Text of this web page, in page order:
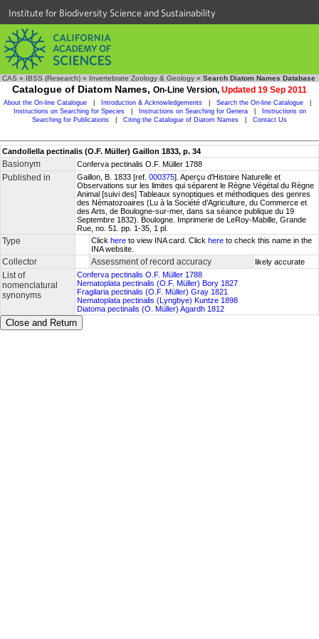
Institute for Biodiversity Science and Sustainability
CAS » IBSS (Research) » Invertebrate Zoology & Geology » Search Diatom Names Database
Catalogue of Diatom Names, On-Line Version, Updated 19 Sep 2011
About the On-line Catalogue Introduction & Acknowledgements Search the On-line Catalogue
Instructions on Searching for Species
Instructions on Searching for Genera
Instructions on
Searching for Publications
Citing the Catalogue of Diatom Names Contact Us
Candollella pectinalis (O.F. Müller) Gaillon 1833, p. 34
Basionym Conferva pectinalis O.F. Müller 1788
Published in Gaillon, B. 1833 [ref. 000375]. Aperçu d'Histoire Naturelle et
Observations sur les limites qui séparent le Règne Végétal du Règne
Animal [suivi des] Tableaux synoptiques et méthodiques des genres
des Nématozoaires (Lu à la Société d’Agriculture, du Commerce et
des Arts, de Boulogne-sur-mer, dans sa séance publique du 19
Septembre 1832). Boulogne. Imprimerie de LeRoy-Mabille, Grande
Rue, no. 51. pp. 1-35, 1 pl.
Type Click here to view INA card. Click here to check this name in the
INA website.
Collector Assessment of record accuracy likely accurate
List of
nomenclatural
synonyms
Conferva pectinalis O.F. Müller 1788
Nematoplata pectinalis (O.F. Müller) Bory 1827
Fragilaria pectinalis (O.F. Müller) Gray 1821
Nematoplata pectinalis (Lyngbye) Kuntze 1898
Diatoma pectinalis (O. Müller) Agardh 1812